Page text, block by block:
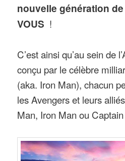
nouvelle génération
VOUS !
C’est ainsi qu’au sein de
conçu par le célèbre
(aka. Iron Man), chacun
les Avengers et leurs
Man, Iron Man ou